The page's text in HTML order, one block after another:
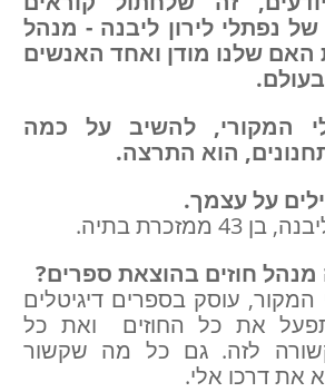
נפתלי לירון ליבנה - מנהל
האם שלנו מודן ואחד האנשים
המקורי, להשיב על כמה
הוא התרצה.
על עצמך.
ממזכרת בתיה.
חוזים בהוצאת ספרים?
המקור, עוסק בספרים דיגיטלים
את כל החוזים ואת כל
לזה. גם כל מה שקשור
את דרכו אלי.